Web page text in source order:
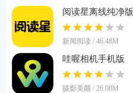
阅读星离线纯净版
新闻阅读 / 46.48M
哇喔相机手机版
摄影美颜 / 26.08M